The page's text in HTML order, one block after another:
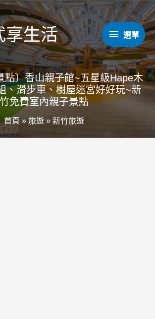
享生活
選
單
選單
點〕香山親子館~五星級Hape木
、滑步車、樹屋迷宮好好玩~新
竹免費室內親子景點
首頁 » 旅遊 » 新竹旅遊